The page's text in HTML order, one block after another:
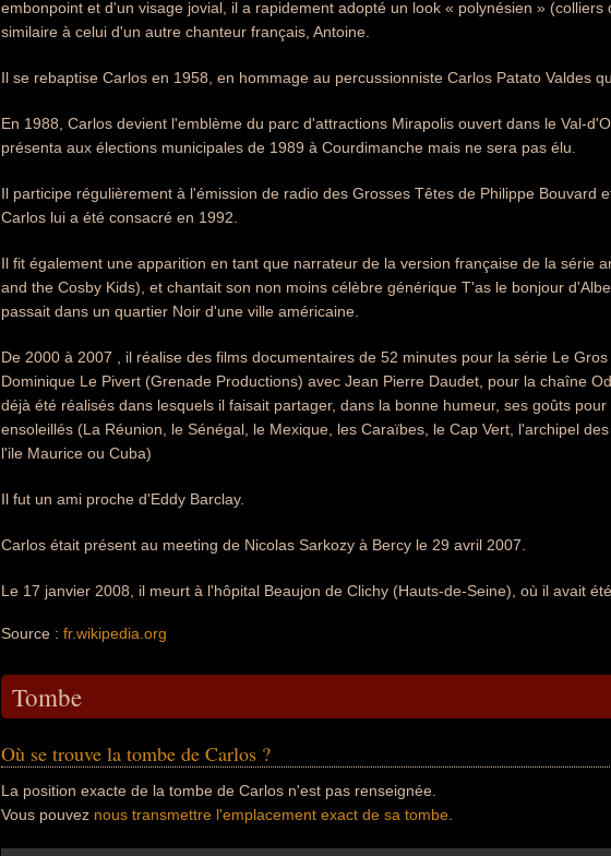
embonpoint et d'un visage jovial, il a rapidement adopté un look « polynésien »
similaire à celui d'un autre chanteur français, Antoine.
Il se rebaptise Carlos en 1958, en hommage au percussionniste Carlos Patato Valdes
En 1988, Carlos devient l'emblème du parc d'attractions Mirapolis ouvert dans le Val-
présenta aux élections municipales de 1989 à Courdimanche mais ne sera pas élu.
Il participe régulièrement à l'émission de radio des Grosses Têtes de Philippe Bouvard
Carlos lui a été consacré en 1992.
Il fit également une apparition en tant que narrateur de la version française de la série
and the Cosby Kids), et chantait son non moins célèbre générique T'as le bonjour
passait dans un quartier Noir d'une ville américaine.
De 2000 à 2007 , il réalise des films documentaires de 52 minutes pour la série Le
Dominique Le Pivert (Grenade Productions) avec Jean Pierre Daudet, pour la chaîne
déjà été réalisés dans lesquels il faisait partager, dans la bonne humeur, ses goûts
ensoleillés (La Réunion, le Sénégal, le Mexique, les Caraïbes, le Cap Vert, l'archipel
l'ile Maurice ou Cuba)
Il fut un ami proche d'Eddy Barclay.
Carlos était présent au meeting de Nicolas Sarkozy à Bercy le 29 avril 2007.
Le 17 janvier 2008, il meurt à l'hôpital Beaujon de Clichy (Hauts-de-Seine), où il avait
Source : fr.wikipedia.org
Tombe
Où se trouve la tombe de Carlos ?
La position exacte de la tombe de Carlos n'est pas renseignée.
Vous pouvez nous transmettre l'emplacement exact de sa tombe